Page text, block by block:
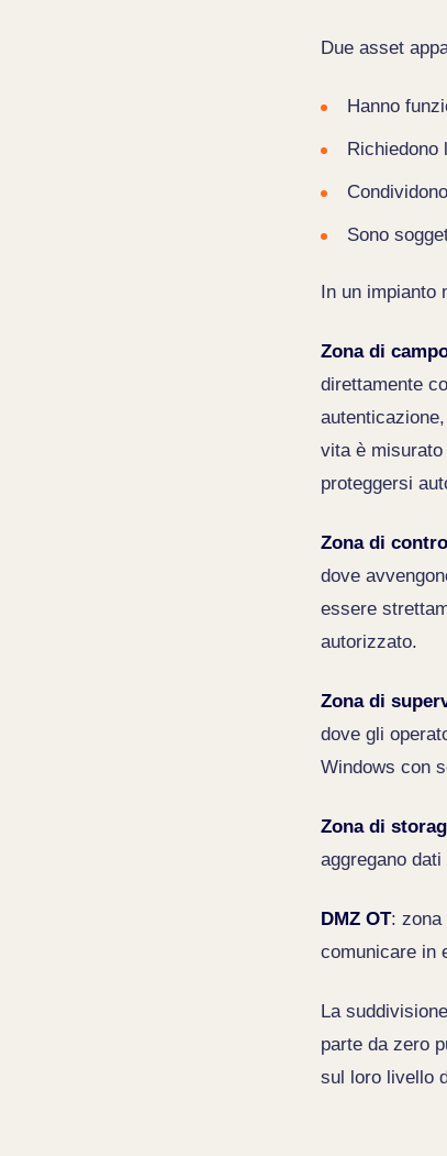
Due asset
Hanno
Richiedono
Sono
In un impianto
Zona di
direttamente
vita è misurato
proteggersi
Zona di
dove
essere
autorizzato.
Zona di
dove gli
Windows con
Zona di
aggregano
DMZ OT: zona
comunicare in
La
parte da zero
sul loro livello